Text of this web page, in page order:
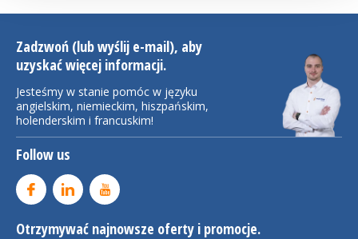
Zadzwoń (lub wyślij e-mail), aby
uzyskać więcej informacji.
Jesteśmy w stanie pomóc w języku
angielskim, niemieckim, hiszpańskim,
holenderskim i francuskim!
Follow us
Otrzymywać najnowsze oferty i promocje.